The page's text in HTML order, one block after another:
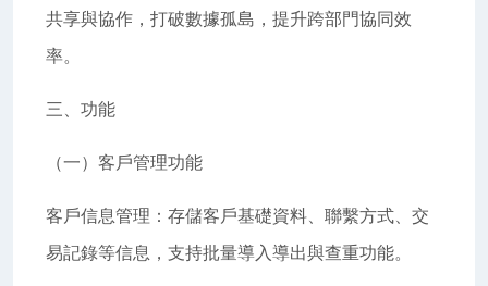
共享與協作，打破數據孤島，提升跨部門協同效
率。
三、功能
（一）客戶管理功能
客戶信息管理：存儲客戶基礎資料、聯繫方式、交
易記錄等信息，支持批量導入導出與查重功能。